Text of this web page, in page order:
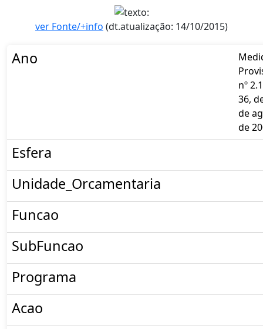
ver Fonte/+info (dt.atualização: 14/10/2015)
Ano
nº
36,
de
de
Esfera
Unidade_Orcamentaria
Funcao
SubFuncao
Programa
Acao